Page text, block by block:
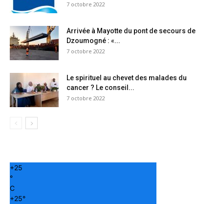
7 octobre 2022
Arrivée à Mayotte du pont de secours de
Dzoumogné : «...
7 octobre 2022
Le spirituel au chevet des malades du
cancer ? Le conseil...
7 octobre 2022
+25
°
C
+25°